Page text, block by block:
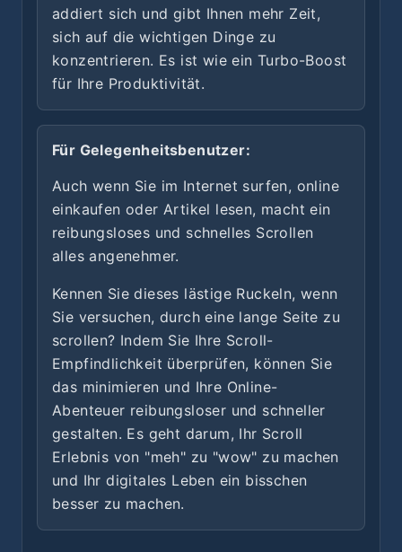
addiert sich und gibt Ihnen mehr Zeit,
sich auf die wichtigen Dinge zu
konzentrieren. Es ist wie ein Turbo-Boost
für Ihre Produktivität.
Für Gelegenheitsbenutzer:
Auch wenn Sie im Internet surfen, online
einkaufen oder Artikel lesen, macht ein
reibungsloses und schnelles Scrollen
alles angenehmer.
Kennen Sie dieses lästige Ruckeln, wenn
Sie versuchen, durch eine lange Seite zu
scrollen? Indem Sie Ihre Scroll-
Empfindlichkeit überprüfen, können Sie
das minimieren und Ihre Online-
Abenteuer reibungsloser und schneller
gestalten. Es geht darum, Ihr Scroll
Erlebnis von "meh" zu "wow" zu machen
und Ihr digitales Leben ein bisschen
besser zu machen.